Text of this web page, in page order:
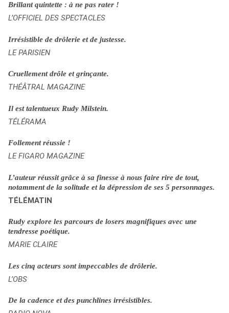
Brillant quintette : à ne pas rater !
L’OFFICIEL DES SPECTACLES
Irrésistible de drôlerie et de justesse.
LE PARISIEN
Cruellement drôle et grinçante.
THÉÂTRAL MAGAZINE
Il est talentueux Rudy Milstein.
TÉLÉRAMA
Follement réussie !
LE FIGARO MAGAZINE
L’auteur réussit grâce à sa finesse à nous faire rire de tout,
notamment de la solitude et la dépression de ses 5 personnages.
TÉLÉMATIN
Rudy explore les parcours de losers magnifiques avec une
tendresse poétique.
MARIE CLAIRE
Les cinq acteurs sont impeccables de drôlerie.
L’OBS
De la cadence et des punchlines irrésistibles.